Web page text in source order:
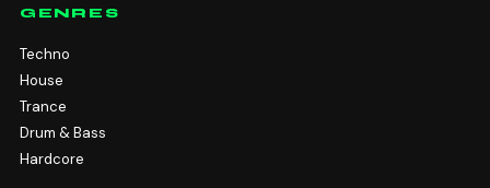
GENRES
Techno
House
Trance
Drum & Bass
Hardcore